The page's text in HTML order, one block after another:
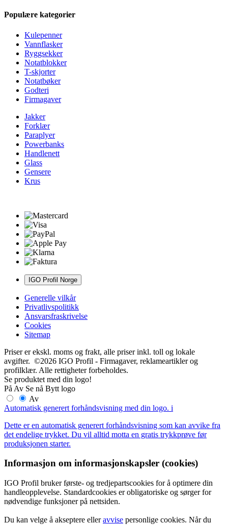
Populære kategorier
Kulepenner
Vannflasker
Ryggsekker
Notatblokker
T-skjorter
Notatbøker
Godteri
Firmagaver
Jakker
Forklær
Paraplyer
Powerbanks
Handlenett
Glass
Gensere
Krus
IGO Profil Norge
Generelle vilkår
Privatlivspolitikk
Ansvarsfraskrivelse
Cookies
Sitemap
Priser er ekskl. moms og frakt, alle priser inkl. toll og lokale
avgifter. ©2026 IGO Profil - Firmagaver, reklameartikler og
profilklær. Alle rettigheter forbeholdes.
Se produktet med din logo!
På Av Se nå Bytt logo
Av
Automatisk generert forhåndsvisning med din logo. i
Dette er en automatisk generert forhåndsvisning som kan avvike fra
det endelige trykket. Du vil alltid motta en gratis trykkprøve før
produksjonen starter.
Informasjon om informasjonskapsler (cookies)
IGO Profil bruker første- og tredjepartscookies for å optimere din
handleopplevelse. Standardcookies er obligatoriske og sørger for
nødvendige funksjoner på nettsiden.
Du kan velge å akseptere elleravvise personlige cookies. Når du